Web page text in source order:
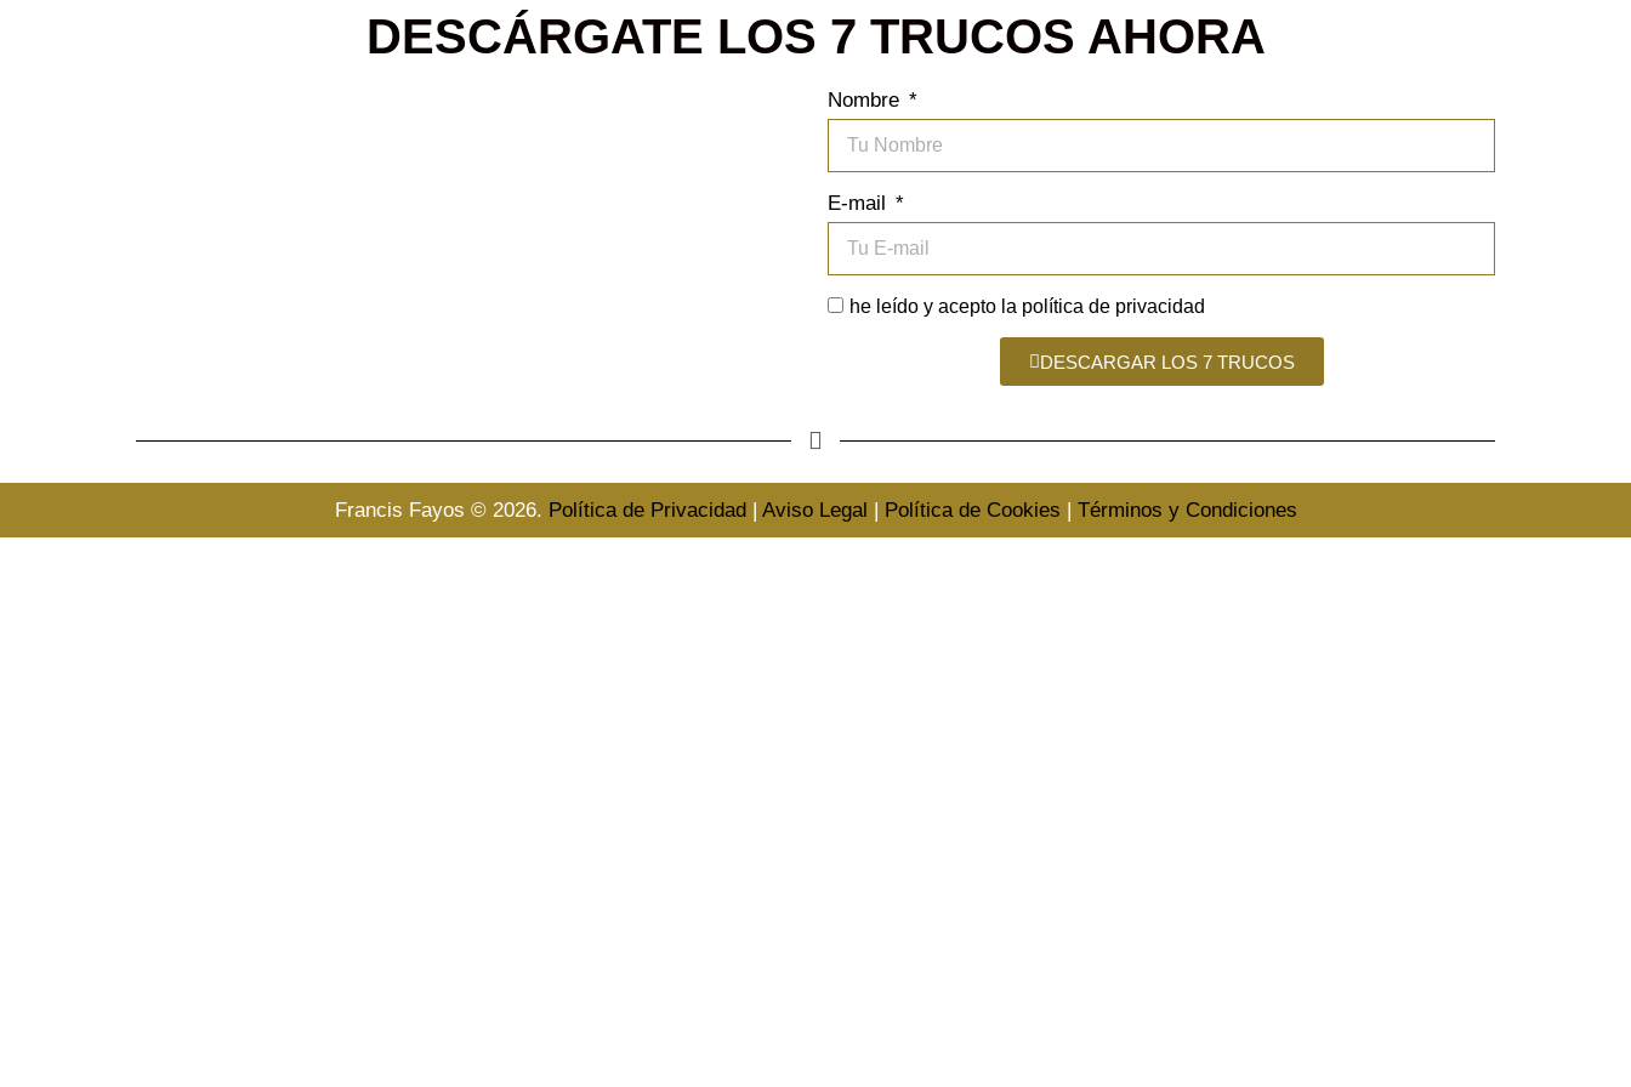
DESCÁRGATE LOS 7 TRUCOS AHORA
Nombre
E-mail
he leído y acepto la política de privacidad
DESCARGAR LOS 7 TRUCOS
Francis Fayos © 2026. Política de Privacidad| Aviso Legal | Política de Cookies | Términos y Condiciones